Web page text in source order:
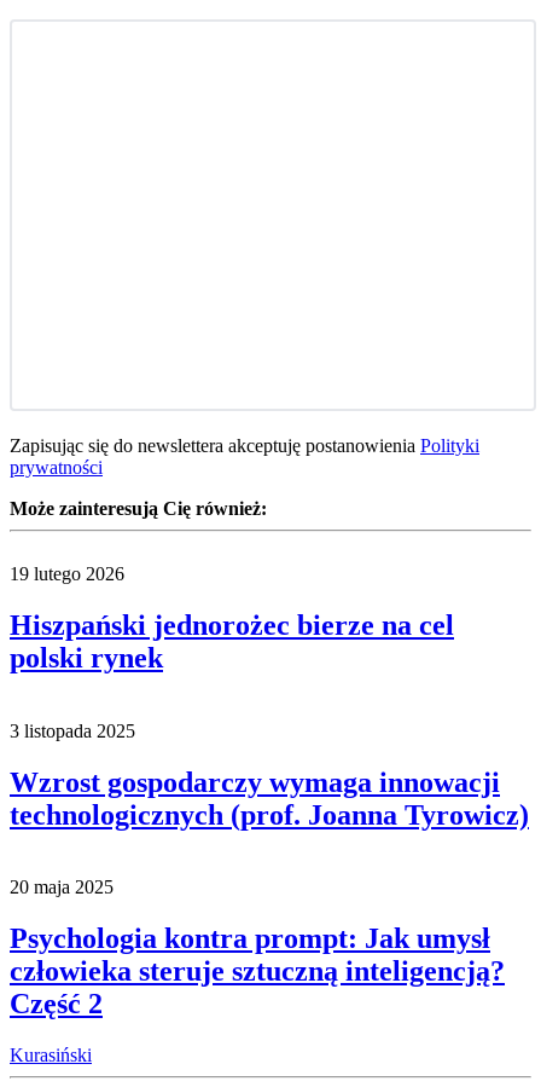
Zapisując się do newslettera akceptuję postanowienia Polityki
prywatności
Może zainteresują Cię również:
19 lutego 2026
Hiszpański jednorożec bierze na cel
polski rynek
3 listopada 2025
Wzrost gospodarczy wymaga innowacji
technologicznych (prof. Joanna Tyrowicz)
20 maja 2025
Psychologia kontra prompt: Jak umysł
człowieka steruje sztuczną inteligencją?
Część 2
Kurasiński